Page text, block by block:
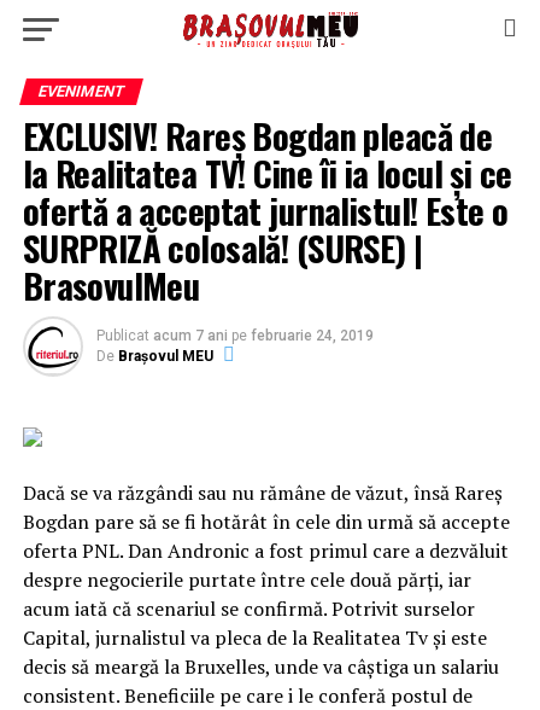
EVENIMENT
EXCLUSIV! Rareș Bogdan pleacă de
la Realitatea TV! Cine îi ia locul și ce
ofertă a acceptat jurnalistul! Este o
SURPRIZĂ colosală! (SURSE) |
BrasovulMeu
Publicat acum 7 ani pe februarie 24, 2019
De Brașovul MEU
Dacă se va răzgândi sau nu rămâne de văzut, însă Rareş
Bogdan pare să se fi hotărât în cele din urmă să accepte
oferta PNL. Dan Andronic a fost primul care a dezvăluit
despre negocierile purtate între cele două părţi, iar
acum iată că scenariul se confirmă. Potrivit surselor
Capital, jurnalistul va pleca de la Realitatea Tv şi este
decis să meargă la Bruxelles, unde va câştiga un salariu
consistent. Beneficiile pe care i le conferă postul de